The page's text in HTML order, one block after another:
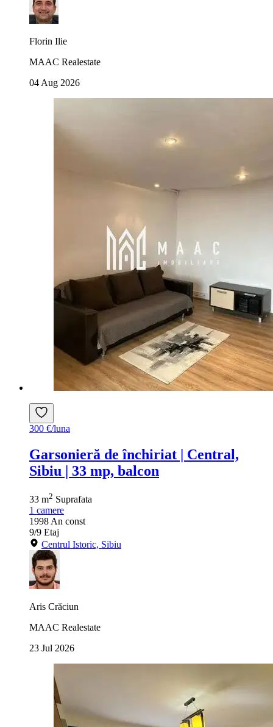
Florin Ilie
MAAC Realestate
04 Aug 2026
300 €/luna
Garsonieră de închiriat | Central,
Sibiu | 33 mp, balcon
33 m2 Suprafata
1 camere
1998An const
9/9 Etaj
Centrul Istoric, Sibiu
Aris Crăciun
MAAC Realestate
23 Jul 2026